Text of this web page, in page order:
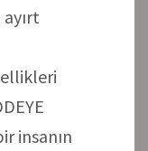
insanın